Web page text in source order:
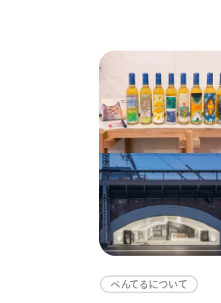
ぺんてるについて